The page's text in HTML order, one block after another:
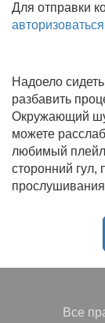
Для отправки
авторизоваться
Надоело
разбавить
Окружающий
можете
любимый
сторонний гул,
на замену
радостью
чудеснуюВсе